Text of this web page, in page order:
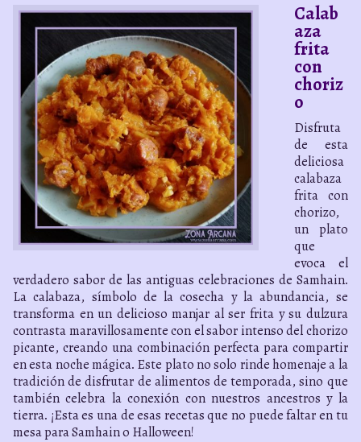
Calab
aza
frita
con
choriz
o
Disfruta
de esta
deliciosa
calabaza
frita con
chorizo,
un plato
que
evoca el
verdadero sabor de las antiguas celebraciones de Samhain.
La calabaza, símbolo de la cosecha y la abundancia, se
transforma en un delicioso manjar al ser frita y su dulzura
contrasta maravillosamente con el sabor intenso del chorizo
picante, creando una combinación perfecta para compartir
en esta noche mágica. Este plato no solo rinde homenaje a la
tradición de disfrutar de alimentos de temporada, sino que
también celebra la conexión con nuestros ancestros y la
tierra. ¡Esta es una de esas recetas que no puede faltar en tu
mesa para Samhain o Halloween!